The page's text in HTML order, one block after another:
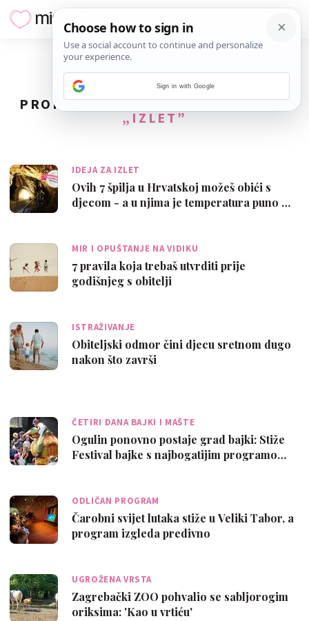
PRONAĐENO53REZULTATA ZA TAG
„IZLET”
IDEJA ZA IZLET
Ovih 7 špilja u Hrvatskoj možeš obići s
djecom - a u njima je temperatura puno …
MIR I OPUŠTANJE NA VIDIKU
7 pravila koja trebaš utvrditi prije
godišnjeg s obitelji
ISTRAŽIVANJE
Obiteljski odmor čini djecu sretnom dugo
nakon što završi
ČETIRI DANA BAJKI I MAŠTE
Ogulin ponovno postaje grad bajki: Stiže
Festival bajke s najbogatijim programo…
ODLIČAN PROGRAM
Čarobni svijet lutaka stiže u Veliki Tabor, a
program izgleda predivno
UGROŽENA VRSTA
Zagrebački ZOO pohvalio se sabljorogim
oriksima: 'Kao u vrtiću'
Sign in with Google